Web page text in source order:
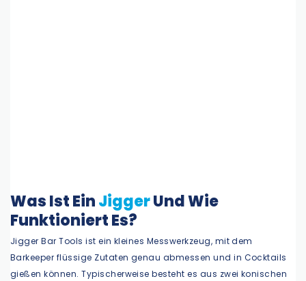
Was Ist EinJiggerUnd Wie
Funktioniert Es?
Jigger Bar Tools ist ein kleines Messwerkzeug, mit dem
Barkeeper flüssige Zutaten genau abmessen und in Cocktails
gießen können. Typischerweise besteht es aus zwei konischen